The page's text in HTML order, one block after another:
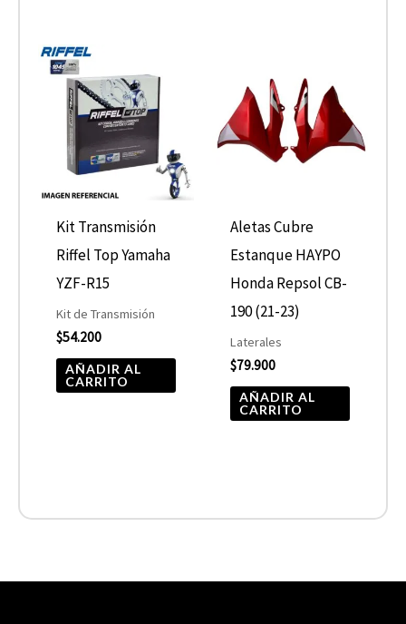
Kit Transmisión
Riffel Top Yamaha
YZF-R15
Kit de Transmisión
$54.200
AÑADIR AL
CARRITO
Aletas Cubre
Estanque HAYPO
Honda Repsol CB-
190 (21-23)
Laterales
$79.900
AÑADIR AL
CARRITO